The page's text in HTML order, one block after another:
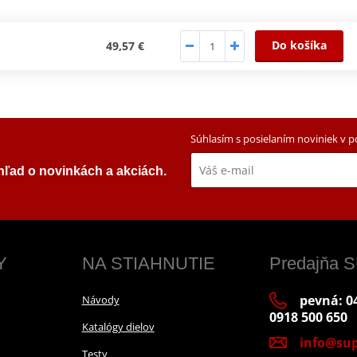
49,57 € Do košíka
o novinkách a akciách.
Súhlasím s posielaním noviniek v
NA STIAHNUTIE
Návody
Katalógy dielov
Testy
Predajňa
pevná:
0918 500 650